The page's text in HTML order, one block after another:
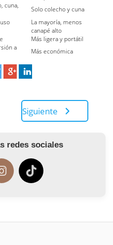
cuna,
Solo colecho y cuna
La mayoría, menos
canapé alto
Más ligera y portátil
a
Más económica
Siguiente
redes sociales